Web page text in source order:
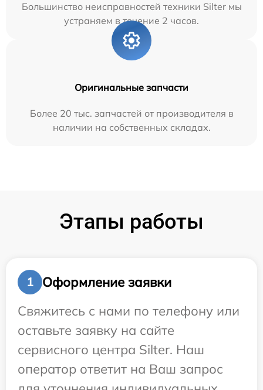
Большинство неисправностей техники Silter мы
устраняем в течение 2 часов.
Оригинальные запчасти
Более 20 тыс. запчастей от производителя в
наличии на собственных складах.
Этапы работы
1
Оформление заявки
Свяжитесь с нами по телефону или
оставьте заявку на сайте
сервисного центра Silter. Наш
оператор ответит на Ваш запрос